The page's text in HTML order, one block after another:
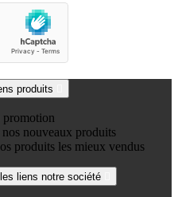
produits
promotion
nouveaux produits
produits les mieux vendus
liens notre société